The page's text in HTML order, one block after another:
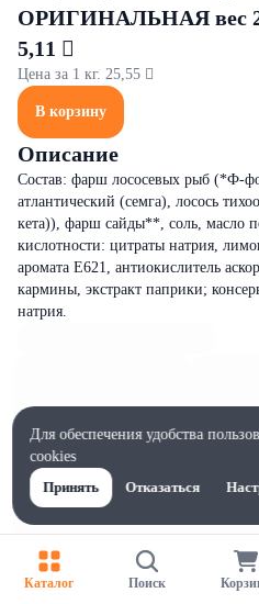
ОРИГИНАЛЬНАЯ вес
5,11 
Цена за 1 кг. 25,55 
В корзину
Описание
Состав: фарш лососевых рыб (*Ф-
атлантический (семга), лосось
кета)), фарш сайды**, соль, масло
кислотности: цитраты натрия,
аромата Е621, антиокислитель
кармины, экстракт паприки;
натрия.
Каталог Поиск
Для обеспечения удобства
cookies
Принять
Отказаться